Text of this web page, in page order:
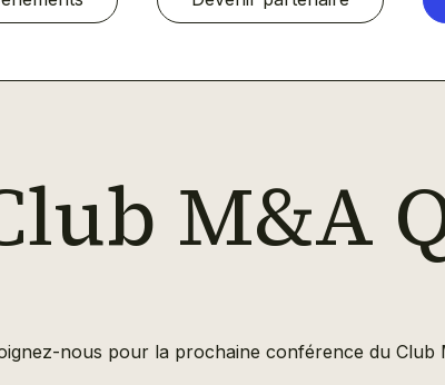
M&A
nous pour la prochaine conférence du Club